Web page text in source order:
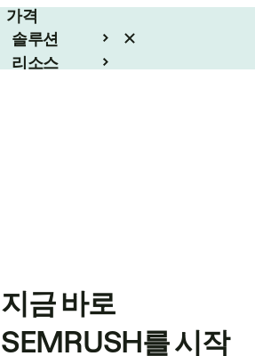
가격
솔루션
리소스
지금 바로
SEMRUSH를 시작